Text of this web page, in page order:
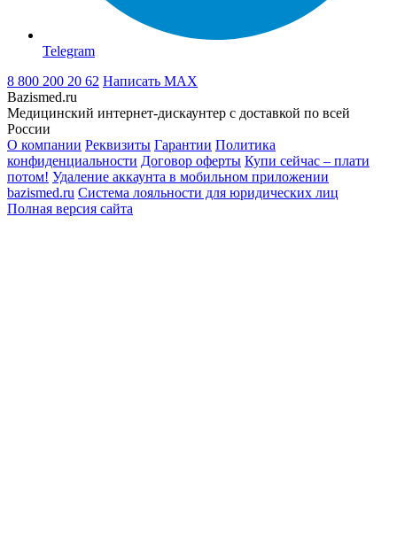
Telegram
8 800 200 20 62 Написать MAX
Bazismed.ru
Медицинский интернет-дискаунтер с доставкой по всей
России
О компании Реквизиты Гарантии Политика
конфиденциальности Договор оферты Купи сейчас – плати
потом! Удаление аккаунта в мобильном приложении
bazismed.ru Система лояльности для юридических лиц
Полная версия сайта